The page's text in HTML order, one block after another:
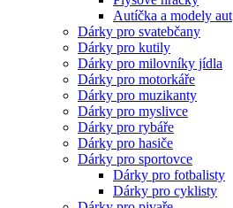
Autíčka a modely aut
Dárky pro svatebčany
Dárky pro kutily
Dárky pro milovníky jídla
Dárky pro motorkáře
Dárky pro muzikanty
Dárky pro myslivce
Dárky pro rybáře
Dárky pro hasiče
Dárky pro sportovce
Dárky pro fotbalisty
Dárky pro cyklisty